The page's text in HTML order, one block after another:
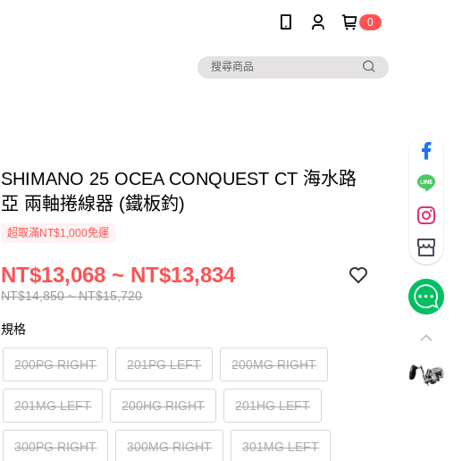
0
SHIMANO 25 OCEA CONQUEST CT 海水路
亞 兩軸捲線器 (鐵板釣)
超取滿NT$1,000免運
NT$14,850 ~ NT$15,720
NT$13,068 ~ NT$13,834
規格
200PG RIGHT 201PG LEFT 200MG RIGHT
201MG LEFT 200HG RIGHT 201HG LEFT
300PG RIGHT 300MG RIGHT 301MG LEFT